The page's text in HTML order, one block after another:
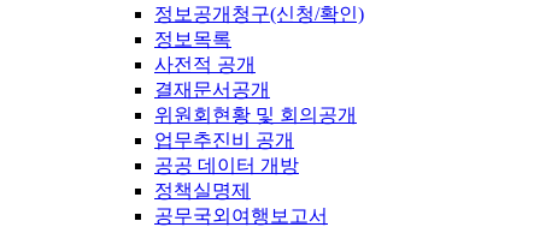
정보공개청구(신청/확인)
정보목록
사전적 공개
결재문서공개
위원회현황 및 회의공개
업무추진비 공개
공공 데이터 개방
정책실명제
공무국외여행보고서